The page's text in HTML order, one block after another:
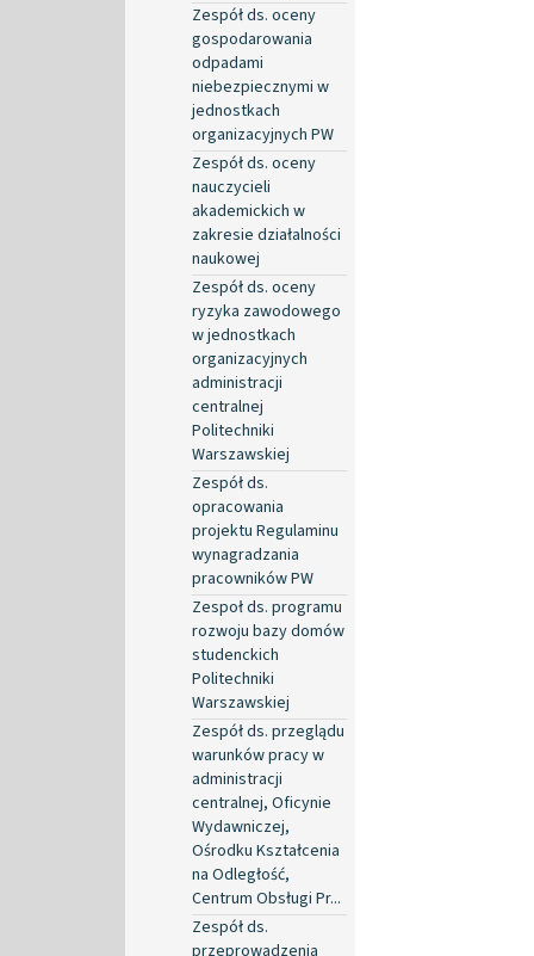
Zespół ds. oceny
gospodarowania
odpadami
niebezpiecznymi w
jednostkach
organizacyjnych PW
Zespół ds. oceny
nauczycieli
akademickich w
zakresie działalności
naukowej
Zespół ds. oceny
ryzyka zawodowego
w jednostkach
organizacyjnych
administracji
centralnej
Politechniki
Warszawskiej
Zespół ds.
opracowania
projektu Regulaminu
wynagradzania
pracowników PW
Zespoł ds. programu
rozwoju bazy domów
studenckich
Politechniki
Warszawskiej
Zespół ds. przeglądu
warunków pracy w
administracji
centralnej, Oficynie
Wydawniczej,
Ośrodku Kształcenia
na Odległość,
Centrum Obsługi Pr...
Zespół ds.
przeprowadzenia